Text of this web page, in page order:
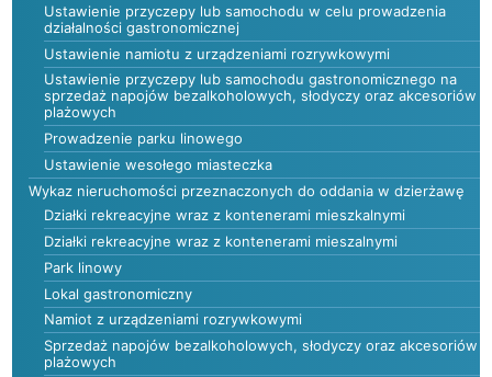
Ustawienie przyczepy lub samochodu w celu prowadzenia
działalności gastronomicznej
Ustawienie namiotu z urządzeniami rozrywkowymi
Ustawienie przyczepy lub samochodu gastronomicznego na
sprzedaż napojów bezalkoholowych, słodyczy oraz akcesoriów
plażowych
Prowadzenie parku linowego
Ustawienie wesołego miasteczka
Wykaz nieruchomości przeznaczonych do oddania w dzierżawę
Działki rekreacyjne wraz z kontenerami mieszkalnymi
Działki rekreacyjne wraz z kontenerami mieszalnymi
Park linowy
Lokal gastronomiczny
Namiot z urządzeniami rozrywkowymi
Sprzedaż napojów bezalkoholowych, słodyczy oraz akcesoriów
plażowych